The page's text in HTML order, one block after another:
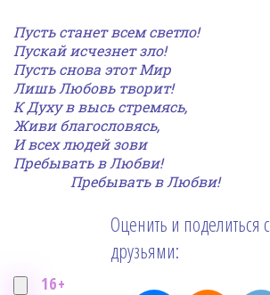
Пусть станет всем светло!
Пускай исчезнет зло!
Пусть снова этот Мир
Лишь Любовь творит!
К Духу в высь стремясь,
Живи благословясь,
И всех людей зови
Пребывать в Любви!
Пребывать в Любви!
16+
Оценить и поделиться с
друзьями: